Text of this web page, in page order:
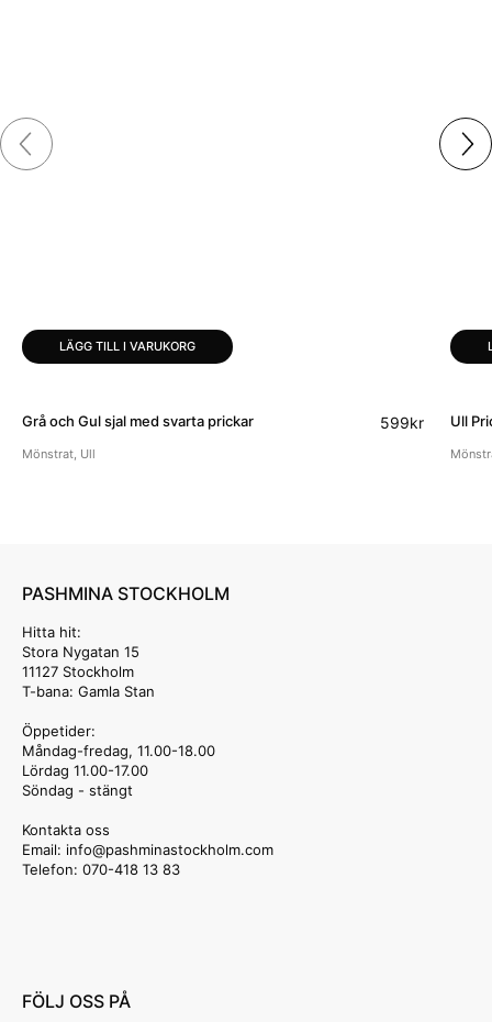
LÄGG TILL I VARUKORG
Grå och Gul sjal med svarta prickar 599kr
Mönstrat, Ull
Ull
PASHMINA STOCKHOLM
Hitta hit:
Stora Nygatan 15
11127 Stockholm
T-bana: Gamla Stan
Öppetider:
Måndag-fredag, 11.00-18.00
Lördag 11.00-17.00
Söndag - stängt
Kontakta oss
Email: info@pashminastockholm.com
Telefon: 070-418 13 83
FÖLJ OSS PÅ